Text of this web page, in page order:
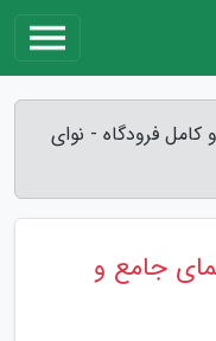
کامل فرودگاه - نوای
جامع و